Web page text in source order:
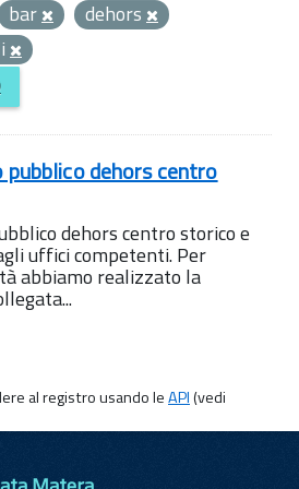
bar
dehors
pubblico dehors centro
dehors centro storico e
uffici competenti. Per
abbiamo realizzato la
al registro usando leAPI(vedi